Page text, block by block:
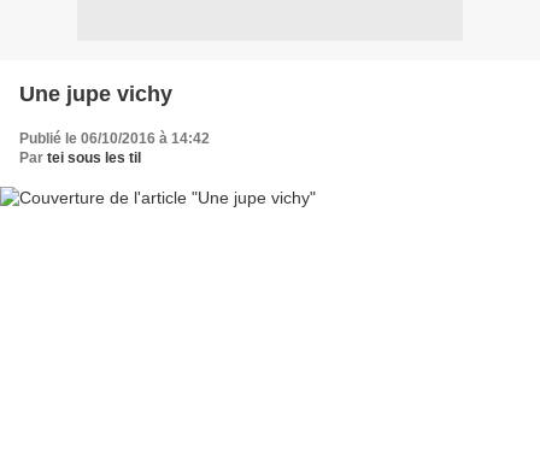
Une jupe vichy
Publié le 06/10/2016 à 14:42
Par tei sous les til